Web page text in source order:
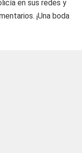
en sus redes y
¡Una boda